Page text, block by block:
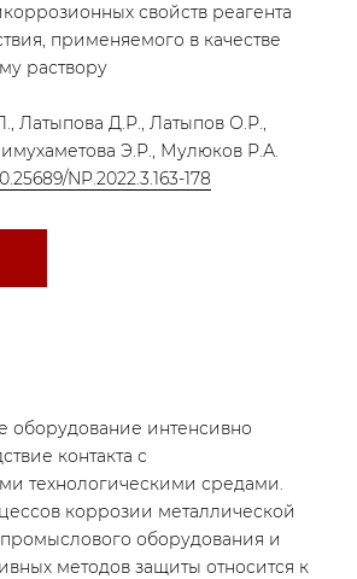
свойств реагента
применяемого в качестве
раствору
Латыпова Д.Р., Латыпов О.Р.,
Э.Р., Мулюков Р.А.
NP.2022.3.163-178
оборудование интенсивно
контакта с
технологическими средами.
коррозии металлической
оборудования и
методов защиты относится к